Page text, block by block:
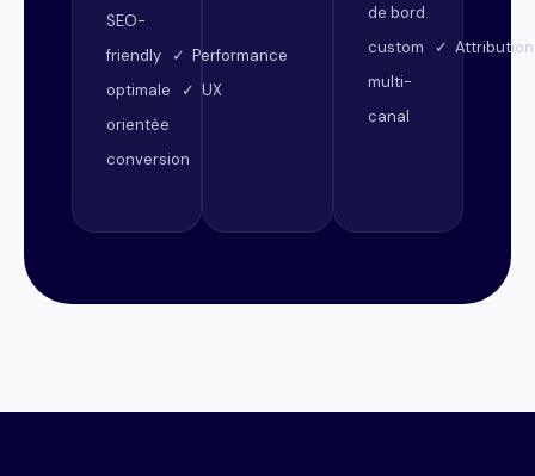
SEO-
friendly ✓ Performance
optimale ✓ UX
orientée
conversion
de bord
custom ✓ Attribution
multi-
canal